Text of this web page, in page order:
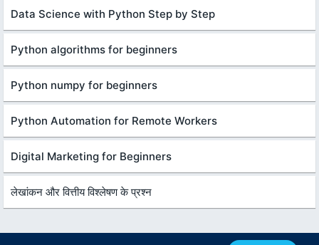
Data Science with Python Step by Step
Python algorithms for beginners
Python numpy for beginners
Python Automation for Remote Workers
Digital Marketing for Beginners
लेखांकन और वित्तीय विश्लेषण के प्रश्न